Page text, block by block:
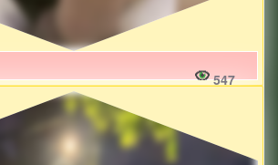
547